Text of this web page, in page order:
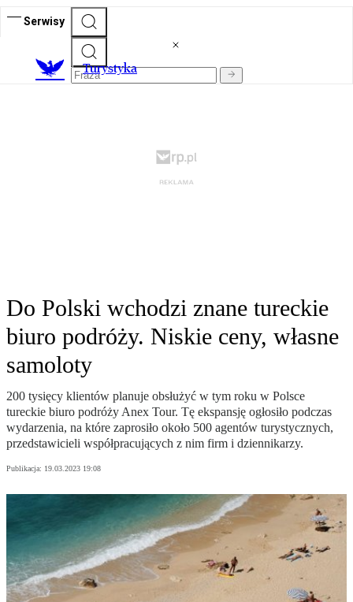
Serwisy
Turystyka
Do Polski wchodzi znane tureckie
biuro podróży. Niskie ceny, własne
samoloty
200 tysięcy klientów planuje obsłużyć w tym roku w Polsce
tureckie biuro podróży Anex Tour. Tę ekspansję ogłosiło podczas
wydarzenia, na które zaprosiło około 500 agentów turystycznych,
przedstawicieli współpracujących z nim firm i dziennikarzy.
Publikacja: 19.03.2023 19:08